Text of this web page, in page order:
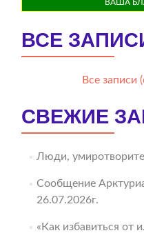
ВАША
ВСЕ
Все записи
СВЕЖИЕ
Люди, умиротворите
Сообщение
26.07.2026г.
«Как избавиться от